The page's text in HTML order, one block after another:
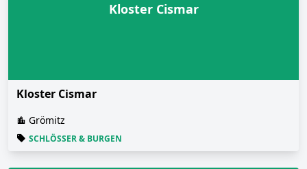
Kloster Cismar
Kloster Cismar
Grömitz
SCHLÖSSER & BURGEN